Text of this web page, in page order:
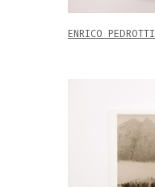
ENRICO